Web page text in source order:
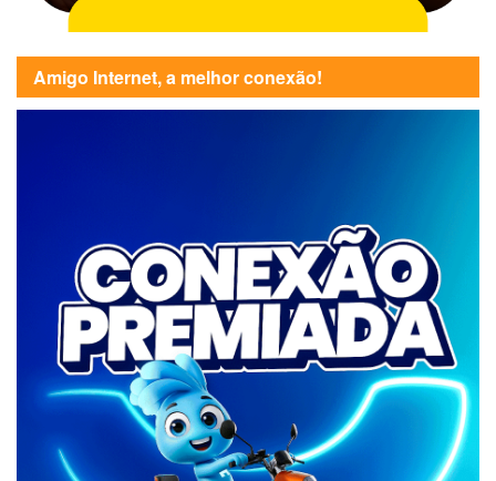
Amigo Internet, a melhor conexão!